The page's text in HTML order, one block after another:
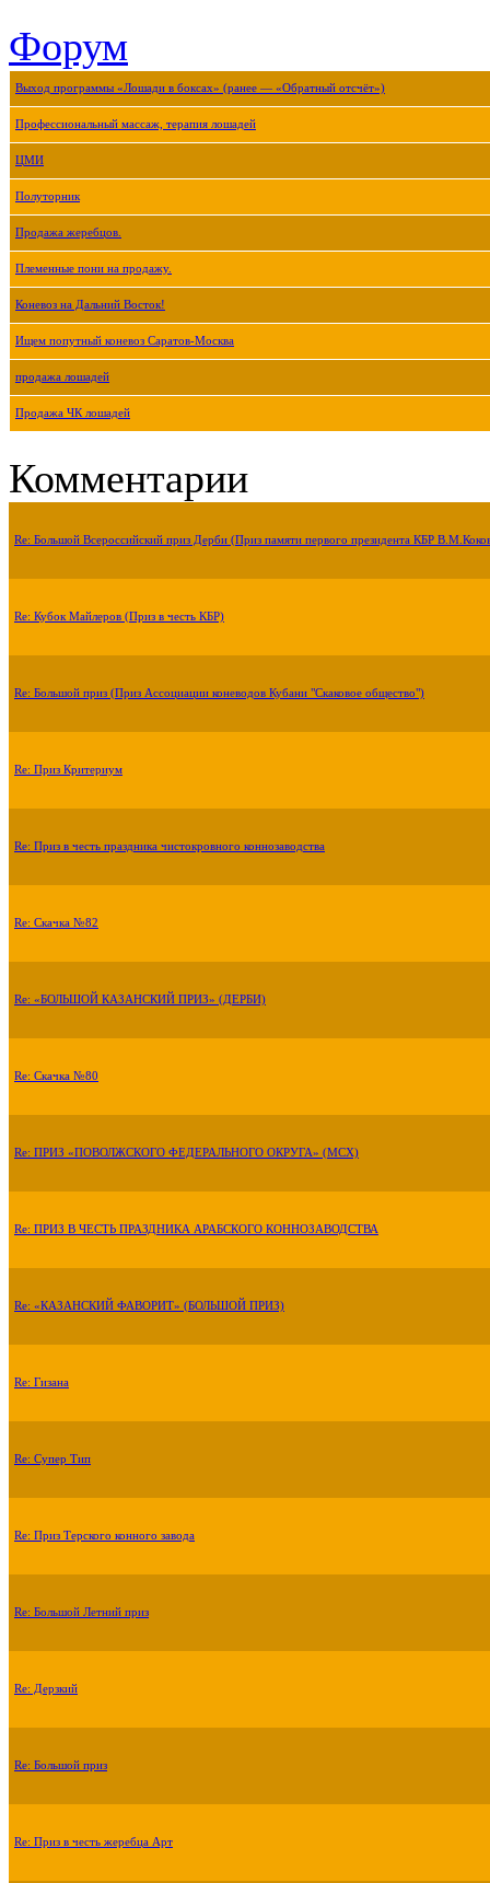
Форум
Выход программы «Лошади в боксах» (ранее — «Обратный отсчёт»)
Профессиональный массаж, терапия лошадей
ЦМИ
Полуторник
Продажа жеребцов.
Племенные пони на продажу.
Коневоз на Дальний Восток!
Ищем попутный коневоз Саратов-Москва
продажа лошадей
Продажа ЧК лошадей
Комментарии
Re: Большой Всероссийский приз Дерби (Приз памяти первого президента КБР
Re: Кубок Майлеров (Приз в честь КБР)
Re: Большой приз (Приз Ассоциации коневодов Кубани "Скаковое общество")
Re: Приз Критериум
Re: Приз в честь праздника чистокровного коннозаводства
Re: Скачка №82
Re: «БОЛЬШОЙ КАЗАНСКИЙ ПРИЗ» (ДЕРБИ)
Re: Скачка №80
Re: ПРИЗ «ПОВОЛЖСКОГО ФЕДЕРАЛЬНОГО ОКРУГА» (МСХ)
Re: ПРИЗ В ЧЕСТЬ ПРАЗДНИКА АРАБСКОГО КОННОЗАВОДСТВА
Re: «КАЗАНСКИЙ ФАВОРИТ» (БОЛЬШОЙ ПРИЗ)
Re: Гизана
Re: Супер Тип
Re: Приз Терского конного завода
Re: Большой Летний приз
Re: Дерзкий
Re: Большой приз
Re: Приз в честь жеребца Арт